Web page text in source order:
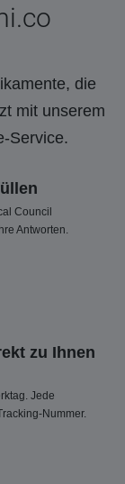
die
mit unserem
Service.
Council
Antworten.
zu Ihnen
Jede
Nummer.